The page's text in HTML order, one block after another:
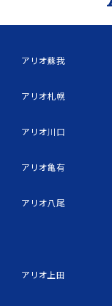
アリオ蘇我
アリオ札幌
アリオ川口
アリオ亀有
アリオ八尾
アリオ上田